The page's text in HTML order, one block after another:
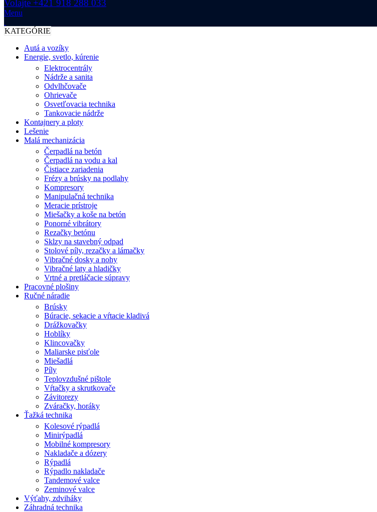
Volajte +421 918 288 033
Menu
KATEGÓRIE
Autá a vozíky
Energie, svetlo, kúrenie
Elektrocentrály
Nádrže a sanita
Odvlhčovače
Ohrievače
Osvetľovacia technika
Tankovacie nádrže
Kontajnery a ploty
Lešenie
Malá mechanizácia
Čerpadlá na betón
Čerpadlá na vodu a kal
Čistiace zariadenia
Frézy a brúsky na podlahy
Kompresory
Manipulačná technika
Meracie prístroje
Miešačky a koše na betón
Ponorné vibrátory
Rezačky betónu
Sklzy na stavebný odpad
Stolové píly, rezačky a lámačky
Vibračné dosky a nohy
Vibračné laty a hladičky
Vrtné a pretláčacie súpravy
Pracovné plošiny
Ručné náradie
Brúsky
Búracie, sekacie a vŕtacie kladivá
Drážkovačky
Hoblíky
Klincovačky
Maliarske pisťole
Miešadlá
Píly
Teplovzdušné pištole
Vŕtačky a skrutkovače
Závitorezy
Zváračky, horáky
Ťažká technika
Kolesové rýpadlá
Minirýpadlá
Mobilné kompresory
Nakladače a dózery
Rýpadlá
Rýpadlo nakladače
Tandemové valce
Zeminové valce
Výťahy, zdviháky
Záhradná technika